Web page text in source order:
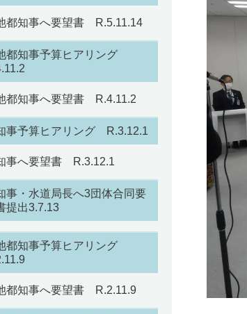
都知事へ要望書 R.5.11.14
都知事予算ヒアリング
都知事へ要望書 R.4.11.2
事予算ヒアリング R.3.12.1
事へ要望書 R.3.12.1
事・水道局長へ3団体合同要
提出3.7.13
都知事予算ヒアリング
都知事へ要望書 R.2.11.9